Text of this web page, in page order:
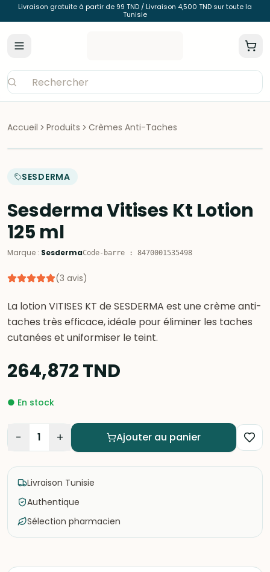
Livraison gratuite à partir de 99 TND / Livraison 4,500 TND sur toute la
Tunisie
Accueil Produits Crèmes Anti-Taches
SESDERMA
Sesderma Vitises Kt Lotion
125 ml
Marque : SesdermaCode-barre : 8470001535498
(3 avis)
La lotion VITISES KT de SESDERMA est une crème anti-
taches très efficace, idéale pour éliminer les taches
cutanées et uniformiser le teint.
264,872TND
● En stock
− 1 + Ajouter au panier
Livraison Tunisie
Authentique
Sélection pharmacien